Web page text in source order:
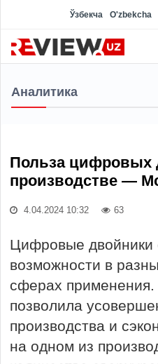
Ўзбекча O'zbekcha
Аналитика
Польза цифровых
производстве —
4.04.2024 10:32 63
Цифровые двойники
возможности в
сферах применения.
позволила
производства и
на одном из